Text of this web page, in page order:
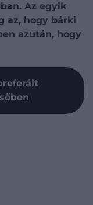
Az egyik
az, hogy bárki
azután, hogy